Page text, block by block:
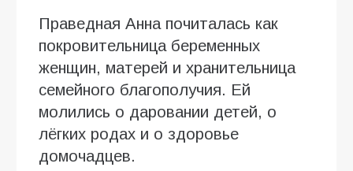
Праведная Анна почиталась как
покровительница беременных
женщин, матерей и хранительница
семейного благополучия. Ей
молились о даровании детей, о
лёгких родах и о здоровье
домочадцев.